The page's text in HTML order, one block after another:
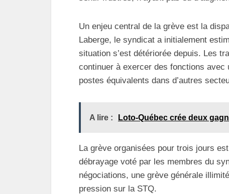
Un enjeu central de la grève est la
Laberge, le syndicat a initialement
situation s’est détériorée depuis. Les
continuer à exercer des fonctions avec
postes équivalents dans d’autres
A lire : Loto-Québec crée deux
La grève organisées pour trois jours
débrayage voté par les membres du
négociations, une grève générale
pression sur la STQ.